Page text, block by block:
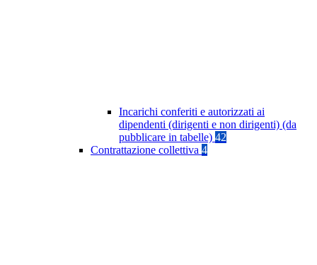
Incarichi conferiti e autorizzati ai
dipendenti (dirigenti e non dirigenti) (da
pubblicare in tabelle) 42
Contrattazione collettiva 4